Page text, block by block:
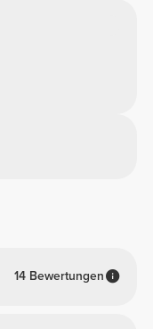
14 Bewertungen